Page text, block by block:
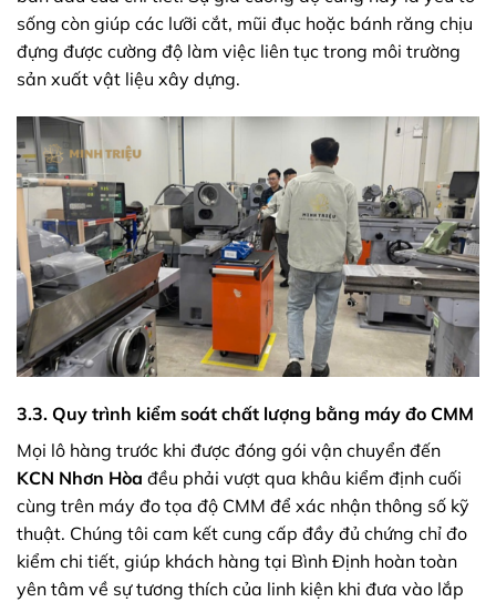
sống còn giúp các lưỡi cắt, mũi đục hoặc bánh răng chịu
đựng được cường độ làm việc liên tục trong môi trường
sản xuất vật liệu xây dựng.
3.3. Quy trình kiểm soát chất lượng bằng máy đo CMM
Mọi lô hàng trước khi được đóng gói vận chuyển đến
KCN Nhơn Hòa đều phải vượt qua khâu kiểm định cuối
cùng trên máy đo tọa độ CMM để xác nhận thông số kỹ
thuật. Chúng tôi cam kết cung cấp đầy đủ chứng chỉ đo
kiểm chi tiết, giúp khách hàng tại Bình Định hoàn toàn
yên tâm về sự tương thích của linh kiện khi đưa vào lắp